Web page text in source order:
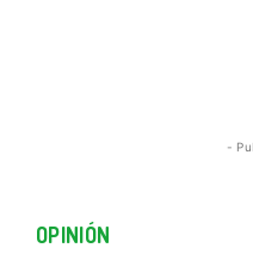
-
OPINIÓN